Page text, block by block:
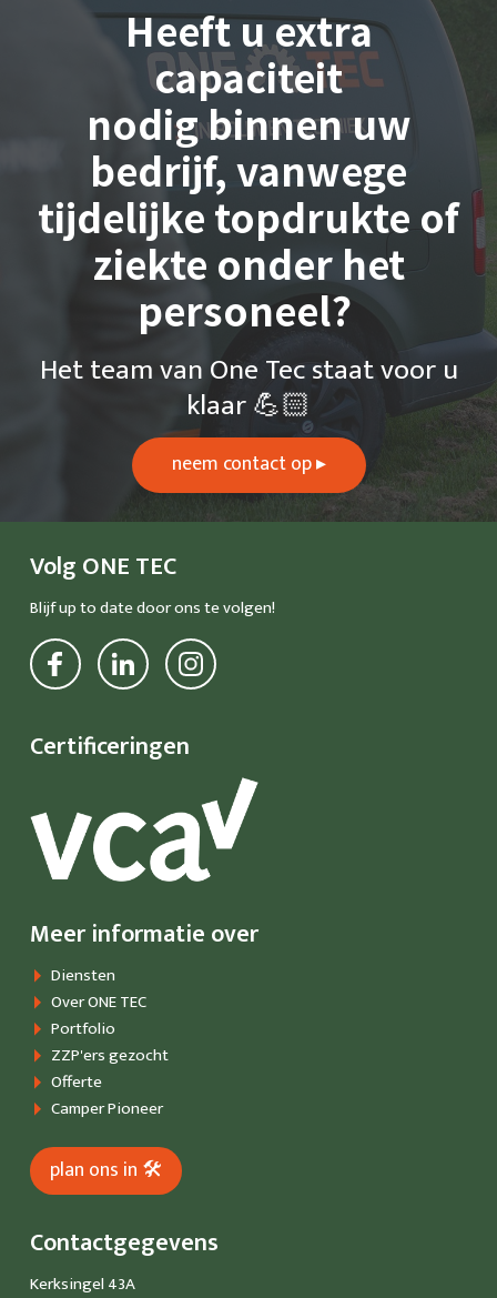
Heeft uextra
capaciteit
nodigbinnen uw
bedrijf, vanwege
tijdelijke topdrukte of
ziekte onder het
personeel?
Het team van One Tec staat voor u
klaar 💪🏻
neem contact op ▸
Volg ONE TEC
Blijf up to date door ons te volgen!
Bekijk ons op FacebookBekijk ons op LinkedIn Bekijk ons op LinkedIn
Certificeringen
Meer informatie over
Diensten
Over ONE TEC
Portfolio
ZZP'ers gezocht
Offerte
Camper Pioneer
plan ons in 🛠
Contactgegevens
Kerksingel 43A